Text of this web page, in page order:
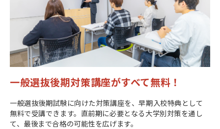
一般選抜後期対策講座がすべて無料！
一般選抜後期試験に向けた対策講座を、早期入校特典として
無料で受講できます。直前期に必要となる大学別対策を通し
て、最後まで合格の可能性を広げます。